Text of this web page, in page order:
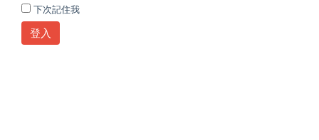
下次記住我
登入